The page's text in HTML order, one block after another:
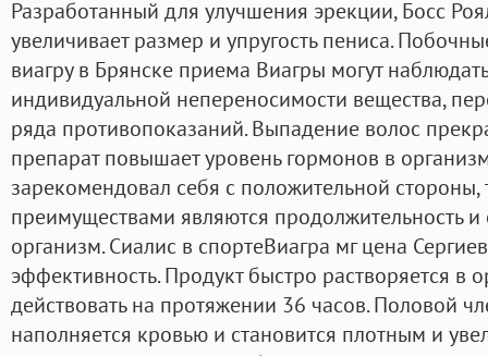
Разработанный для улучшения эрекции, Босс
увеличивает размер и упругость пениса.
виагру в Брянске приема Виагры могут
индивидуальной непереносимости вещества,
ряда противопоказаний. Выпадение волос
препарат повышает уровень гормонов в
зарекомендовал себя с положительной стороны,
преимуществами являются продолжительность и
организм. Сиалис в спортеВиагра мг цена
эффективность. Продукт быстро растворяется в
действовать на протяжении 36 часов. Половой
наполняется кровью и становится плотным и